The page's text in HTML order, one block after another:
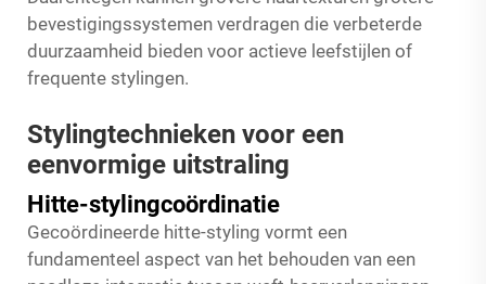
bevestigingssystemen verdragen die verbeterde
duurzaamheid bieden voor actieve leefstijlen of
frequente stylingen.
Stylingtechnieken voor een
eenvormige uitstraling
Hitte-stylingcoördinatie
Gecoördineerde hitte-styling vormt een
fundamenteel aspect van het behouden van een